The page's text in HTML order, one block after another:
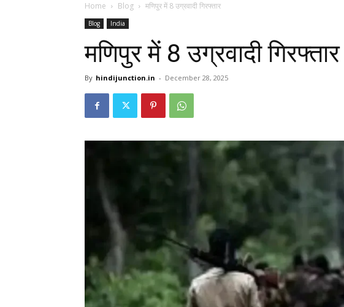
Home Blog मणिपुर में 8 उग्रवादी गिरफ्तार
Blog India
मणिपुर में 8 उग्रवादी गिरफ्तार
By hindijunction.in - December 28, 2025